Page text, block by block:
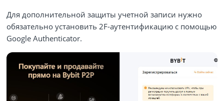
Для дополнительной защиты учетной записи нужно
обязательно установить 2F-аутентификацию с помощью
Google Authenticator.